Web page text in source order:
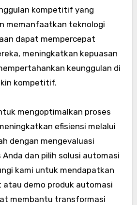
kompetitif yang
memanfaatkan teknologi
dapat mempercepat
meningkatkan kepuasan
keunggulan di
kompetitif.
mengoptimalkan proses
efisiensi melalui
dengan mengevaluasi
dan pilih solusi automasi
kami untuk mendapatkan
atau demo produk automasi
membantu transformasi